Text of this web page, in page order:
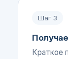
Шаг 3
Краткое